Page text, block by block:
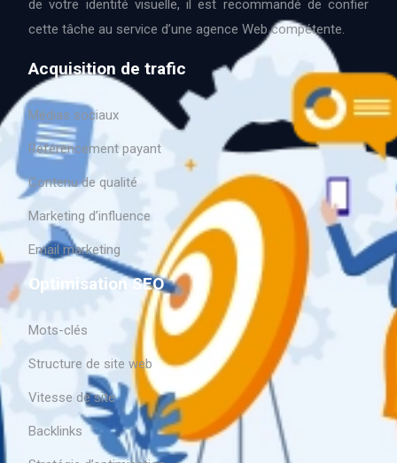
de votre identité visuelle, il est recommandé de confier
cette tâche au service d’une agence Web compétente.
Acquisition de trafic
Médias sociaux
Référencement payant
Contenu de qualité
Marketing d’influence
Email marketing
Optimisation SEO
Mots-clés
Structure de site web
Vitesse de site
Backlinks